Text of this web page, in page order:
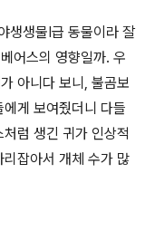
생생물Ⅰ급 동물이라 잘
어스의 영향일까. 우
아니다 보니, 불곰보
게 보여줬더니 다들
럼 생긴 귀가 인상적
잡아서 개체 수가 많